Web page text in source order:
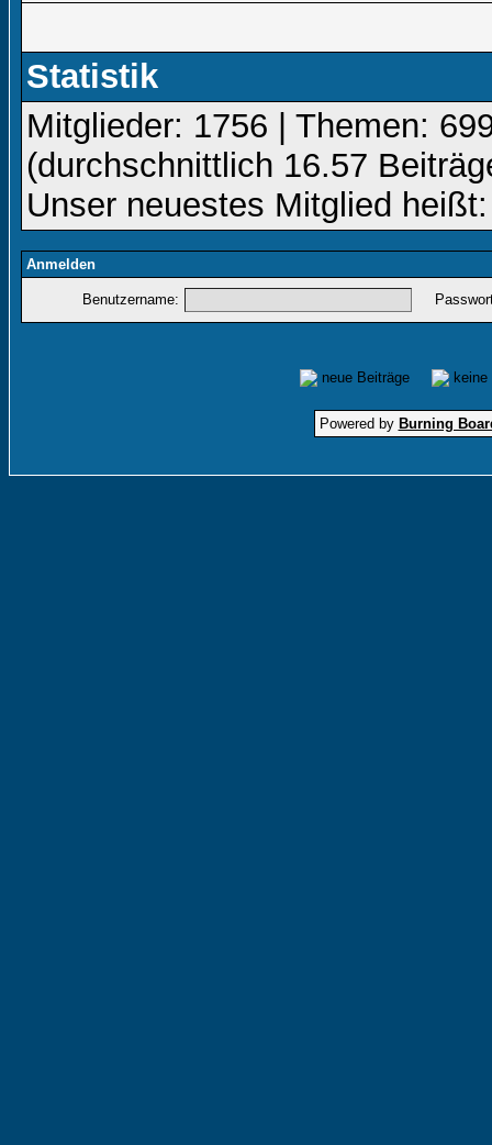
Statistik
Mitglieder: 1756 | Themen:
(durchschnittlich 16.57
Unser neuestes Mitglied
Anmelden
Benutzername:
neue Beiträge
Powered by Burning